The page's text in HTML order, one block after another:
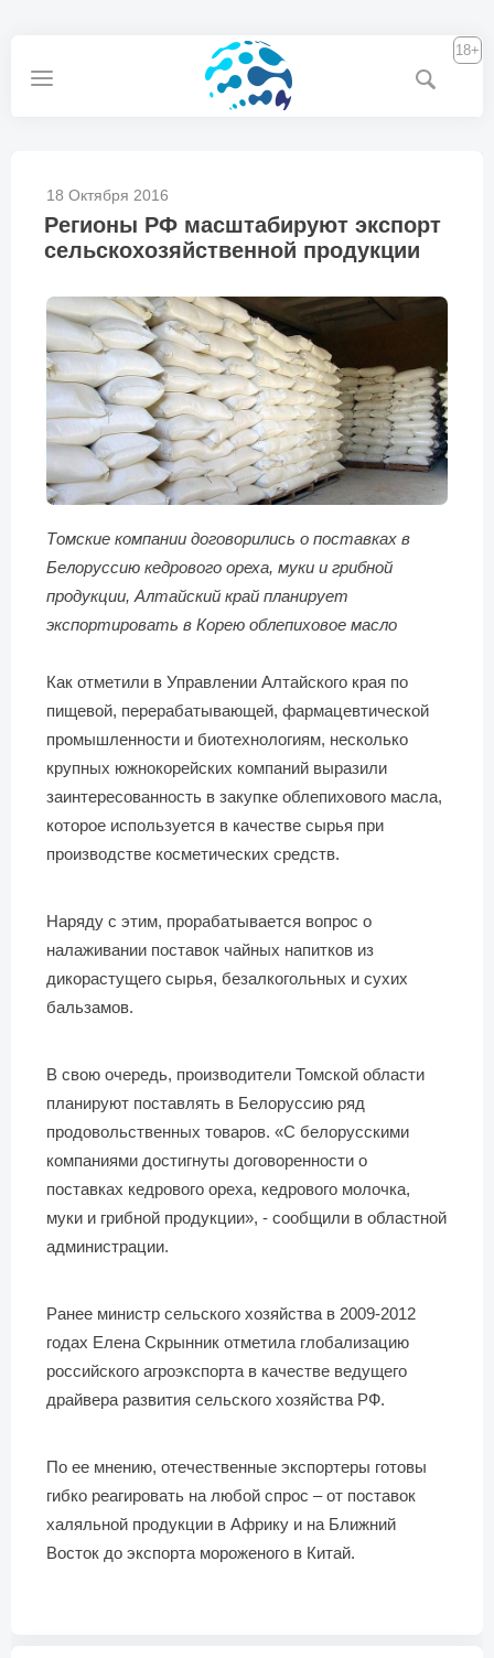
18+
18 Октября 2016
Регионы РФ масштабируют экспорт
сельскохозяйственной продукции
Томские компании договорились о поставках в
Белоруссию кедрового ореха, муки и грибной
продукции, Алтайский край планирует
экспортировать в Корею облепиховое масло
Как отметили в Управлении Алтайского края по
пищевой, перерабатывающей, фармацевтической
промышленности и биотехнологиям, несколько
крупных южнокорейских компаний выразили
заинтересованность в закупке облепихового масла,
которое используется в качестве сырья при
производстве косметических средств.
Наряду с этим, прорабатывается вопрос о
налаживании поставок чайных напитков из
дикорастущего сырья, безалкогольных и сухих
бальзамов.
В свою очередь, производители Томской области
планируют поставлять в Белоруссию ряд
продовольственных товаров. «С белорусскими
компаниями достигнуты договоренности о
поставках кедрового ореха, кедрового молочка,
муки и грибной продукции», - сообщили в областной
администрации.
Ранее министр сельского хозяйства в 2009-2012
годах Елена Скрынник отметила глобализацию
российского агроэкспорта в качестве ведущего
драйвера развития сельского хозяйства РФ.
По ее мнению, отечественные экспортеры готовы
гибко реагировать на любой спрос – от поставок
халяльной продукции в Африку и на Ближний
Восток до экспорта мороженого в Китай.